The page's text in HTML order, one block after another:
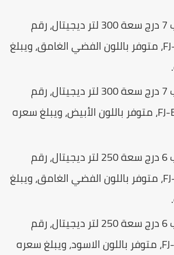
ديب فريزر شارب 7 درج سعة 300 لتر ديجيتال، رقم
الموديل FJ-EC27(ST)، متوفر باللون الفضي الغامق، ويبلغ
ديب فريزر شارب 7 درج سعة 300 لتر ديجيتال، رقم
الموديل FJ-EC27(WH)، متوفر باللون الأبيض، ويبلغ سعره
ديب فريزر شارب 6 درج سعة 250 لتر ديجيتال، رقم
الموديل FJ-EC23(ST)، متوفر باللون الفضي الغامق، ويبلغ
ديب فريزر شارب 6 درج سعة 250 لتر ديجيتال، رقم
الموديل FJ-EC23(BK)، متوفر باللون الاسود، ويبلغ سعره